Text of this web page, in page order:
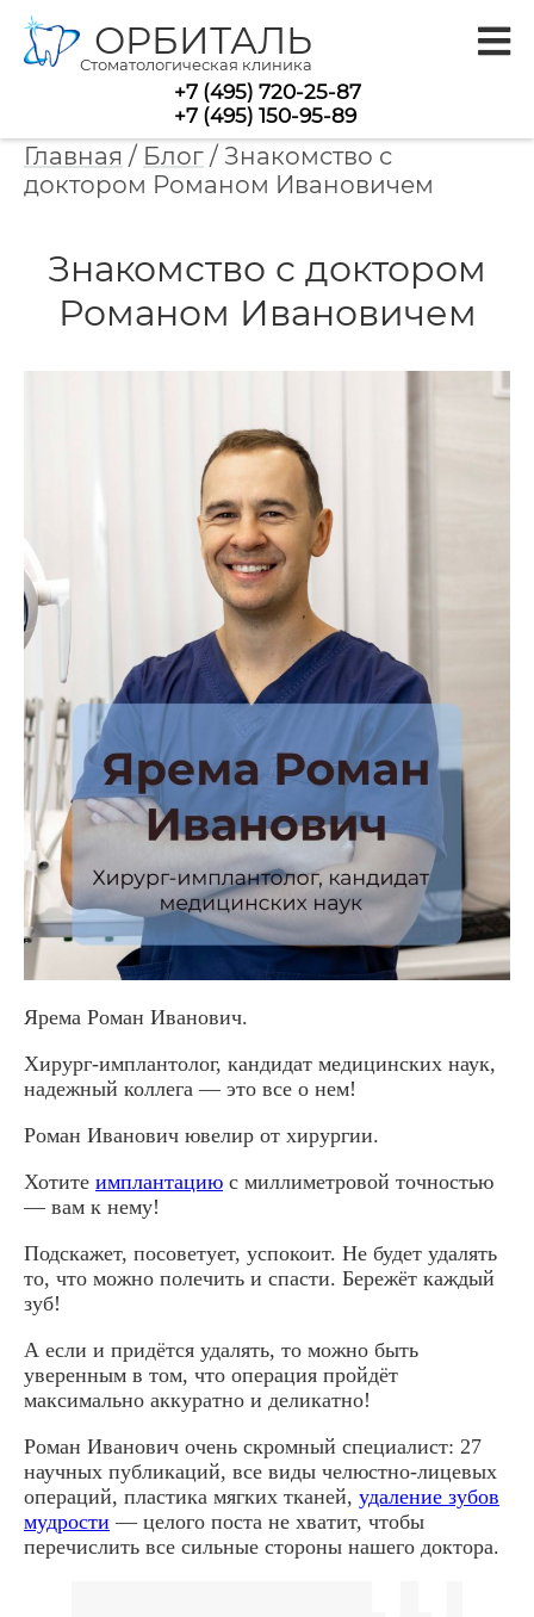
ОРБИТАЛЬ
Стоматологическая клиника
+7 (495) 720-25-87
+7 (495) 150-95-89
Главная / Блог / Знакомство с
доктором Романом Ивановичем
Знакомство с доктором
Романом Ивановичем
Ярема Роман Иванович.
Хирург-имплантолог, кандидат медицинских наук,
надежный коллега — это все о нем!
Роман Иванович ювелир от хирургии.
Хотите имплантацию с миллиметровой точностью
— вам к нему!
Подскажет, посоветует, успокоит. Не будет удалять
то, что можно полечить и спасти. Бережёт каждый
зуб!
А если и придётся удалять, то можно быть
уверенным в том, что операция пройдёт
максимально аккуратно и деликатно!
Роман Иванович очень скромный специалист: 27
научных публикаций, все виды челюстно-лицевых
операций, пластика мягких тканей, удаление зубов
мудрости — целого поста не хватит, чтобы
перечислить все сильные стороны нашего доктора.